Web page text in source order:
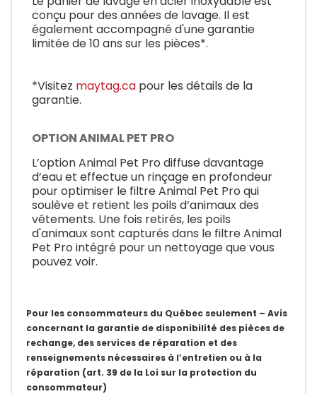
conçu pour des années de lavage. Il est
également accompagné d'une garantie
limitée de 10 ans sur les pièces*.
*Visitez maytag.ca pour les détails de la
garantie.
OPTION ANIMAL PET PRO
L’option Animal Pet Pro diffuse davantage
d’eau et effectue un rinçage en profondeur
pour optimiser le filtre Animal Pet Pro qui
soulève et retient les poils d’animaux des
vêtements. Une fois retirés, les poils
d'animaux sont capturés dans le filtre Animal
Pet Pro intégré pour un nettoyage que vous
pouvez voir.
Pour les consommateurs du Québec seulement – Avis
concernant la garantie de disponibilité des pièces de
rechange, des services de réparation et des
renseignements nécessaires à l’entretien ou à la
réparation (art. 39 de la Loi sur la protection du
consommateur)